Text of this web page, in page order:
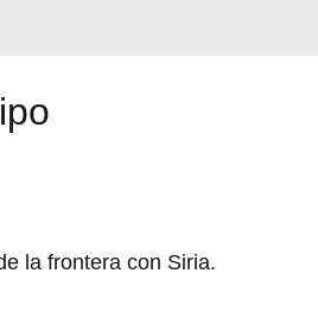
la frontera con Siria.